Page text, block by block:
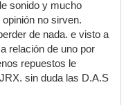
sonido y mucho
no sirven.
de nada. e visto a
relación de uno por
repuestos le
sin duda las D.A.S